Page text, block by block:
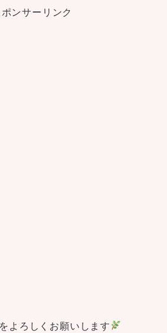
ンサーリンク
よろしくお願いします